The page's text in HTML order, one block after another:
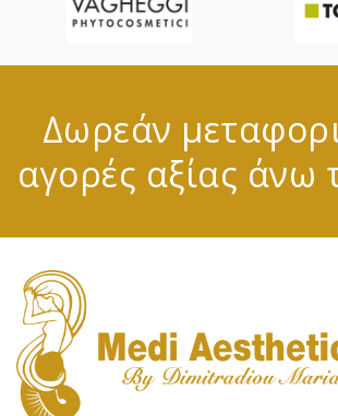
Δωρεάν
αγορές αξίας άνω